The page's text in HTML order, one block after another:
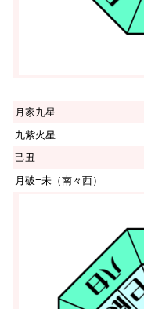
月家九星
九紫火星
己丑
月破=未（南々西）